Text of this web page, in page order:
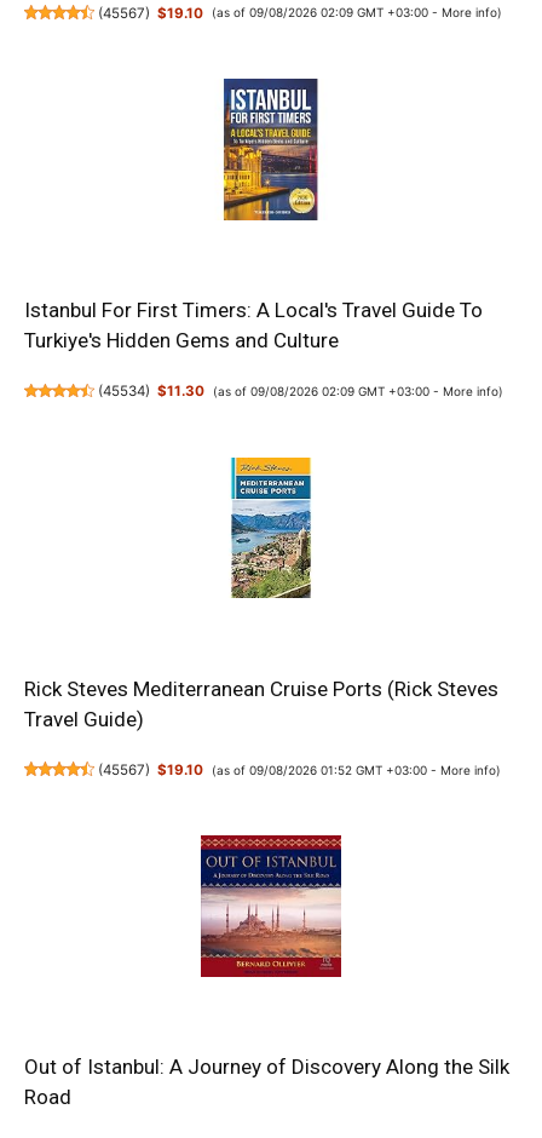
(45567) $19.10 (as of 09/08/2026 02:09 GMT +03:00 - More info)
Istanbul For First Timers: A Local's Travel Guide To
Turkiye's Hidden Gems and Culture
(45534) $11.30 (as of 09/08/2026 02:09 GMT +03:00 - More info)
Rick Steves Mediterranean Cruise Ports (Rick Steves
Travel Guide)
(45567) $19.10 (as of 09/08/2026 01:52 GMT +03:00 - More info)
Out of Istanbul: A Journey of Discovery Along the Silk
Road